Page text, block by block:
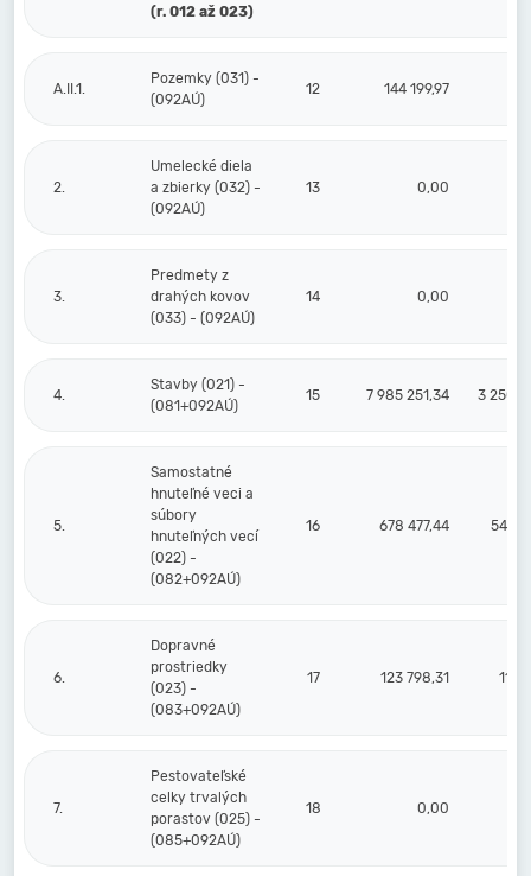
(r. 012 až 023)
A.II.1.
Pozemky (031) -
(092AÚ)
12 144 199,97
2.
Umelecké diela
a zbierky (032) -
(092AÚ)
13 0,00
3.
Predmety z
drahých kovov
(033) - (092AÚ)
14 0,00
4.
Stavby (021) -
(081+092AÚ)
15 7 985 251,34 3 250
5.
Samostatné
hnuteľné veci a
súbory
hnuteľných vecí
(022) -
(082+092AÚ)
16 678 477,44 546
6.
Dopravné
prostriedky
(023) -
(083+092AÚ)
17 123 798,31 111
7.
Pestovateľské
celky trvalých
porastov (025) -
(085+092AÚ)
18 0,00